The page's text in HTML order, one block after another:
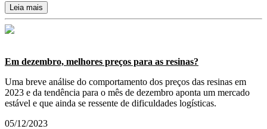
Leia mais
Em dezembro, melhores preços para as resinas?
Uma breve análise do comportamento dos preços das resinas em
2023 e da tendência para o mês de dezembro aponta um mercado
estável e que ainda se ressente de dificuldades logísticas.
05/12/2023